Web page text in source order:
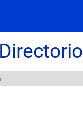
Directorio